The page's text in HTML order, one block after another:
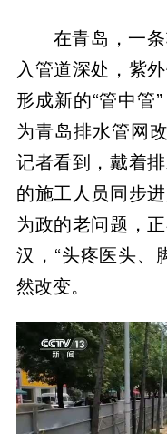
在青岛，一
入管道深处，紫
形成新的“管中管
为青岛排水管网
记者看到，戴着
的施工人员同步
为政的老问题，
汉，“头疼医头、
然改变。